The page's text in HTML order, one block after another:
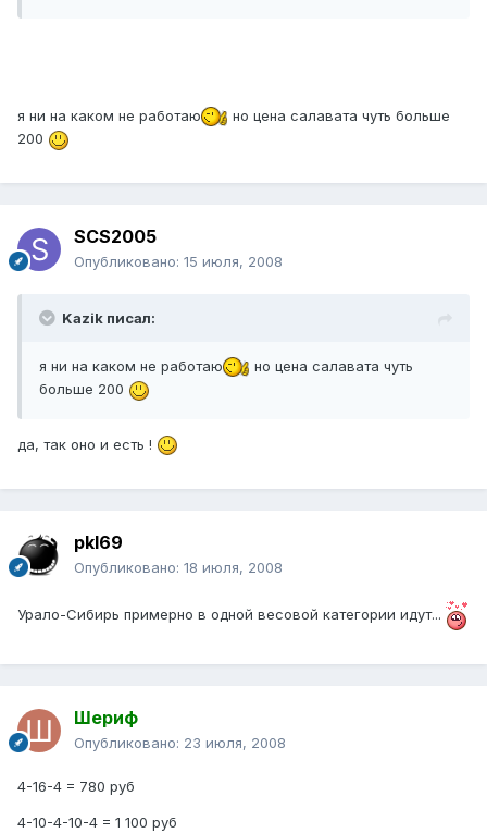
я ни на каком не работаю
но цена салавата чуть больше
200
SCS2005
Опубликовано: 15 июля, 2008
Kazik писал:
я ни на каком не работаю
но цена салавата чуть
больше 200
да, так оно и есть !
pkl69
Опубликовано: 18 июля, 2008
Урало-Сибирь примерно в одной весовой категории идут...
Шериф
Опубликовано: 23 июля, 2008
4-16-4 = 780 руб
4-10-4-10-4 = 1 100 руб